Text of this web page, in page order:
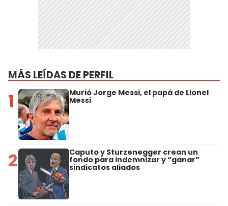
MÁS LEÍDAS DE PERFIL
1 Murió Jorge Messi, el papá de Lionel
Messi
2 Caputo y Sturzenegger crean un
fondo para indemnizar y “ganar”
sindicatos aliados